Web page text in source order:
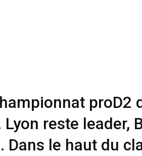
proD2
reste leader,
Dans le haut du